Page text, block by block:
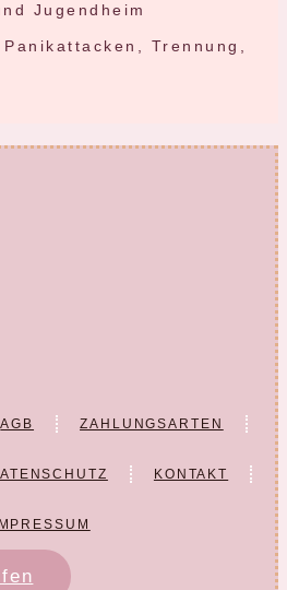
Jugendheim
Trennung,
AGB ZAHLUNGSARTEN
KONTAKT
IMPRESSUM